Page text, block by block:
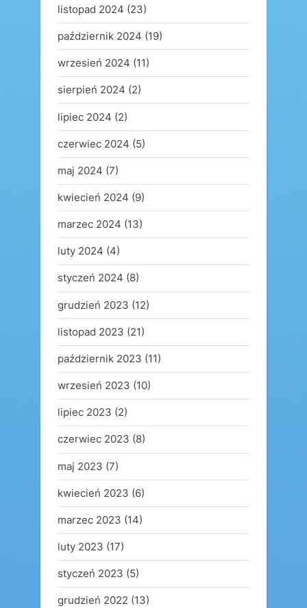
listopad 2024 (23)
październik 2024 (19)
wrzesień 2024 (11)
sierpień 2024 (2)
lipiec 2024 (2)
czerwiec 2024 (5)
maj 2024 (7)
kwiecień 2024 (9)
marzec 2024 (13)
luty 2024 (4)
styczeń 2024 (8)
grudzień 2023 (12)
listopad 2023 (21)
październik 2023 (11)
wrzesień 2023 (10)
lipiec 2023 (2)
czerwiec 2023 (8)
maj 2023 (7)
kwiecień 2023 (6)
marzec 2023 (14)
luty 2023 (17)
styczeń 2023 (5)
grudzień 2022 (13)